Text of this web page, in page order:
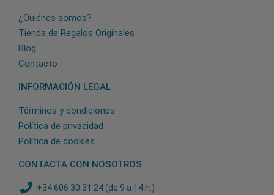
¿Quiénes somos?
Tienda de Regalos Originales
Blog
Contacto
INFORMACIÓN LEGAL
Términos y condiciones
Política de privacidad
Política de cookies
CONTACTA CON NOSOTROS
+34 606 30 31 24 (de 9 a 14 h.)